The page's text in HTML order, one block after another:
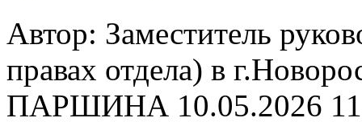
Автор: Заместитель
правах отдела) в
ПАРШИНА 10.05.2026